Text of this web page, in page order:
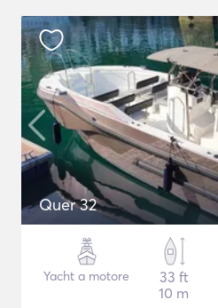
Quer 32
Yacht a motore
33 ft
10 m